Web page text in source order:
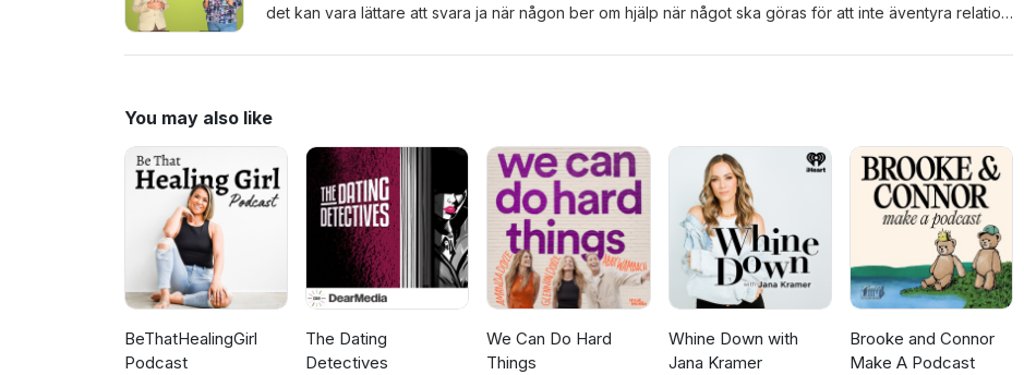
det kan vara lättare att svara ja när någon ber om hjälp när något ska göras för att inte äventyra relationen.
sig själv emot för att man förväntas vara snäll. Snällhet kan ibland uppfattas som dumhet. Kan
You may also like
BeThatHealingGirl
Podcast
The Dating
Detectives
We Can Do Hard
Things
Whine Down with
Jana Kramer
Brooke and Connor
Make A Podcast